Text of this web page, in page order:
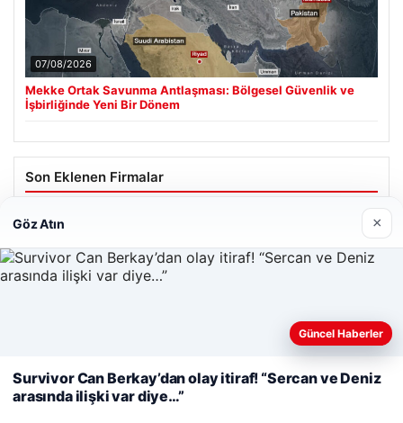
07/08/2026
Mekke Ortak Savunma Antlaşması: Bölgesel Güvenlik ve
İşbirliğinde Yeni Bir Dönem
Son Eklenen Firmalar
Hastaş Beton
© 2026 Renkli Yazı – Güncel Haberler
Web sitemizi nasıl kullandığınızı daha iyi anlayabilmek,
kullanıyoruz.
Çerez Politikamız
Reddet Kabul Et
Göz Atın ×
Güncel Haberler
Survivor Can Berkay’dan olay itiraf! “Sercan ve Deniz
arasında ilişki var diye…”